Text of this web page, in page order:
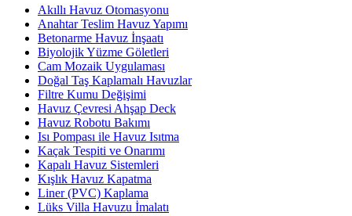
Akıllı Havuz Otomasyonu
Anahtar Teslim Havuz Yapımı
Betonarme Havuz İnşaatı
Biyolojik Yüzme Göletleri
Cam Mozaik Uygulaması
Doğal Taş Kaplamalı Havuzlar
Filtre Kumu Değişimi
Havuz Çevresi Ahşap Deck
Havuz Robotu Bakımı
Isı Pompası ile Havuz Isıtma
Kaçak Tespiti ve Onarımı
Kapalı Havuz Sistemleri
Kışlık Havuz Kapatma
Liner (PVC) Kaplama
Lüks Villa Havuzu İmalatı